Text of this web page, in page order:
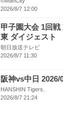
2026/8/7 12:00
甲子園大会 1回
東 ダイジェスト
朝日放送テレビ
2026/8/7 11:30
阪神vs中日 2026/
HANSHIN Tigers.
2026/8/7 21:24